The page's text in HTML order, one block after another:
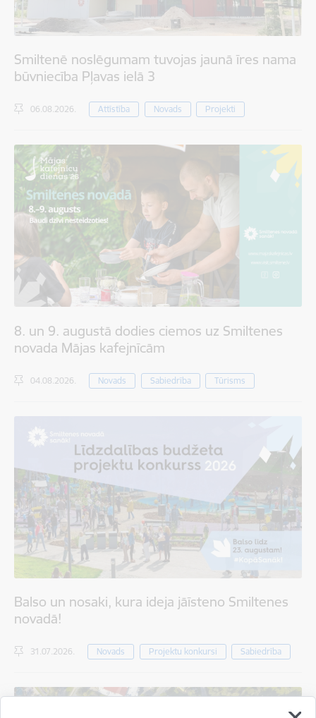
Smiltenē noslēgumam tuvojas jaunā īres nama
būvniecība Pļavas ielā 3
06.08.2026. Attīstība Novads Projekti
8. un 9. augustā dodies ciemos uz Smiltenes
novada Mājas kafejnīcām
04.08.2026. Novads Sabiedrība Tūrisms
Balso un nosaki, kura ideja jāīsteno Smiltenes
novadā!
31.07.2026. Novads Projektu konkursi Sabiedrība